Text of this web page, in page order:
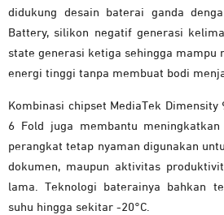
didukung desain baterai ganda
Battery, silikon negatif generasi
state generasi ketiga sehingga mampu
energi tinggi tanpa membuat bodi
Kombinasi chipset MediaTek Dimensity
6 Fold juga membantu
perangkat tetap nyaman digunakan
dokumen, maupun aktivitas
lama. Teknologi baterainya bahkan
suhu hingga sekitar -20°C.